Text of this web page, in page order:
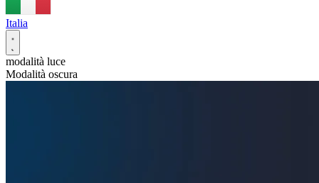
Italia
modalità luce
Modalità oscura